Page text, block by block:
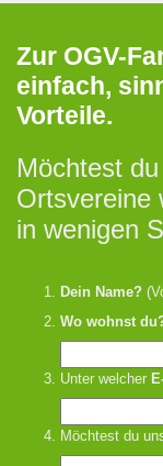
Zur OGV-
einfach,
Vorteile.
Möchtest
Ortsvereine
in wenigen
Dein Name?
Wo wohnst
Unter welcher
Möchtest du